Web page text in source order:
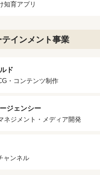
知育アプリ
インメント事業
ド
・コンテンツ制作
ジェンシー
ネジメント・メディア開発
ャンネル